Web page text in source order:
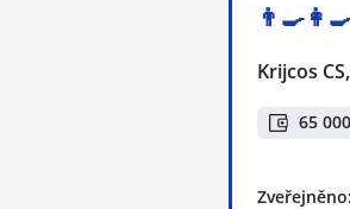
Krijcos
65